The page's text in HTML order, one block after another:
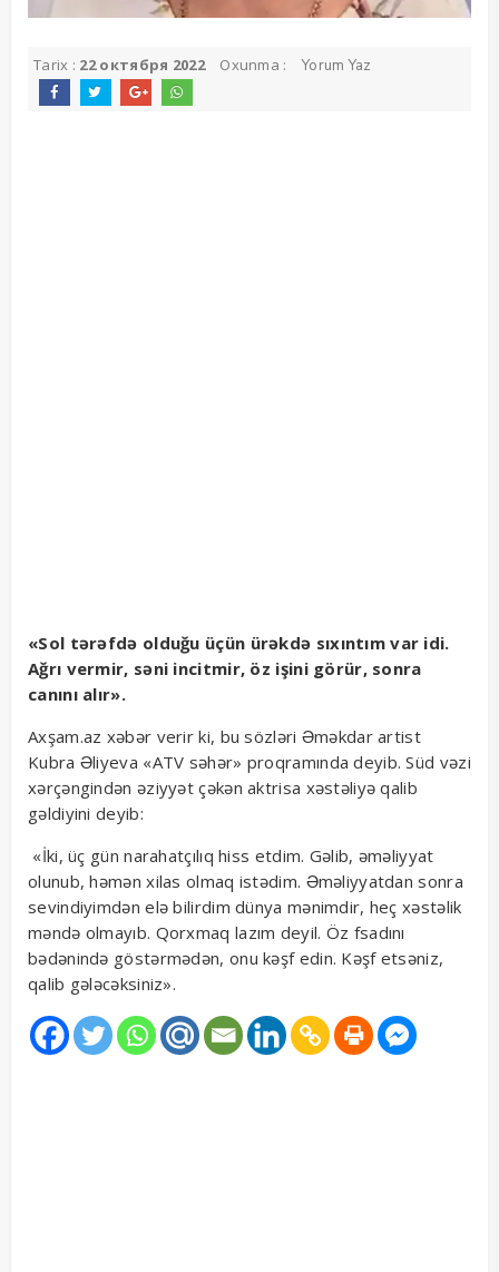
Tarix : 22 октября 2022 Oxunma : Yorum Yaz
«Sol tərəfdə olduğu üçün ürəkdə sıxıntım var idi.
Ağrı vermir, səni incitmir, öz işini görür, sonra
canını alır».
Axşam.az xəbər verir ki, bu sözləri Əməkdar artist
Kubra Əliyeva «ATV səhər» proqramında deyib. Süd vəzi
xərçəngindən əziyyət çəkən aktrisa xəstəliyə qalib
gəldiyini deyib:
«İki, üç gün narahatçılıq hiss etdim. Gəlib, əməliyyat
olunub, həmən xilas olmaq istədim. Əməliyyatdan sonra
sevindiyimdən elə bilirdim dünya mənimdir, heç xəstəlik
məndə olmayıb. Qorxmaq lazım deyil. Öz fsadını
bədənində göstərmədən, onu kəşf edin. Kəşf etsəniz,
qalib gələcəksiniz».